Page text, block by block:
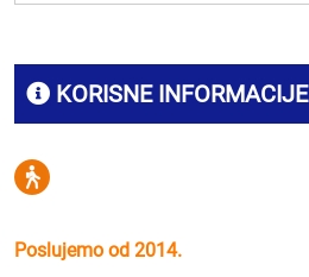
KORISNE INFORMACIJE
Poslujemo od 2014.